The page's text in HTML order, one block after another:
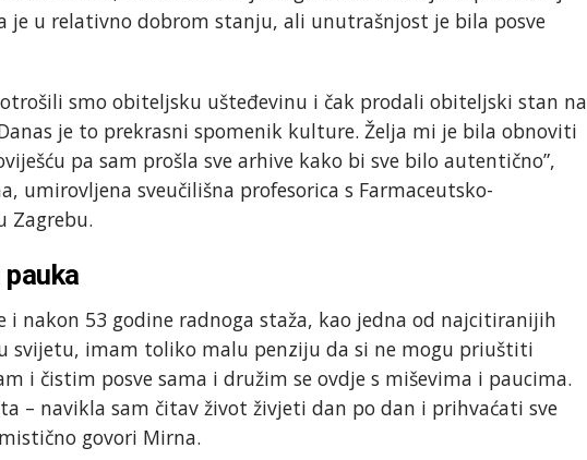
je u relativno dobrom stanju, ali unutrašnjost je bila posve
smo obiteljsku ušteđevinu i čak prodali obiteljski stan na
je to prekrasni spomenik kulture. Želja mi je bila obnoviti
pa sam prošla sve arhive kako bi sve bilo autentično”,
umirovljena sveučilišna profesorica s Farmaceutsko-
Zagrebu.
i nakon 53 godine radnoga staža, kao jedna od najcitiranijih
svijetu, imam toliko malu penziju da si ne mogu priuštiti
i čistim posve sama i družim se ovdje s miševima i paucima.
– navikla sam čitav život živjeti dan po dan i prihvaćati sve
govori Mirna.